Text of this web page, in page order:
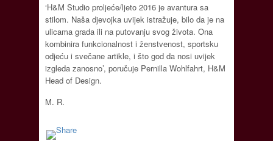
‘H&M Studio proljeće/ljeto 2016 je avantura sa
stilom. Naša djevojka uvijek istražuje, bilo da je na
ulicama grada ili na putovanju svog života. Ona
kombinira funkcionalnost i ženstvenost, sportsku
odjeću i svečane artikle, i što god da nosi uvijek
izgleda zanosno’, poručuje Pernilla Wohlfahrt, H&M
Head of Design.
M. R.